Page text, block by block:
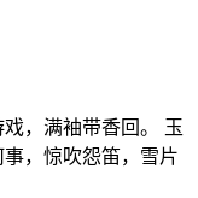
，满袖带香回。 玉
，惊吹怨笛，雪片